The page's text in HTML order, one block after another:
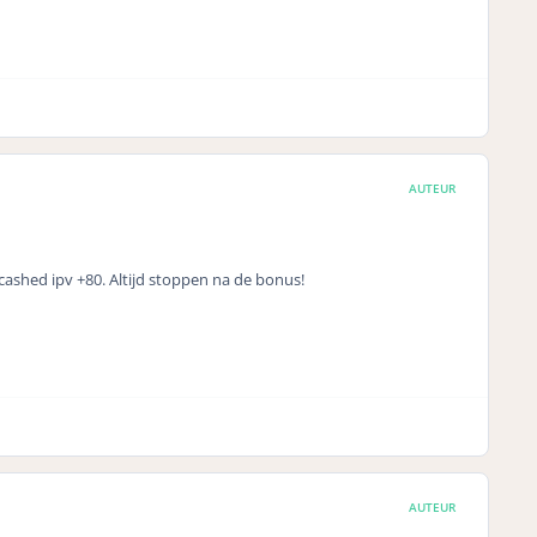
AUTEUR
ipv +80. Altijd stoppen na de bonus!
AUTEUR